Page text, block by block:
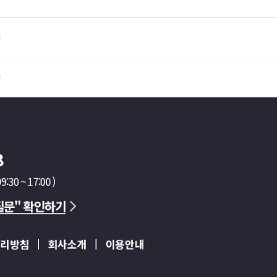
~ 17:00 )
문" 확인하기
방침 회사소개 이용안내